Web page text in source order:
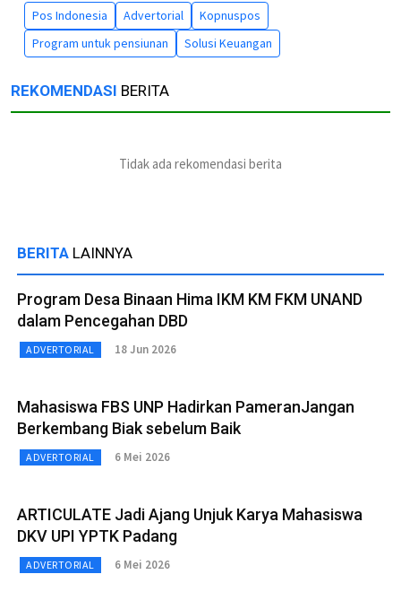
Pos Indonesia Advertorial
Kopnuspos
Program untuk pensiunan
Solusi Keuangan
REKOMENDASI BERITA
Tidak ada rekomendasi berita
BERITA LAINNYA
Program Desa Binaan Hima IKM KM FKM UNAND
dalam Pencegahan DBD
ADVERTORIAL 18 Jun 2026
Mahasiswa FBS UNP Hadirkan PameranJangan
Berkembang Biak sebelum Baik
ADVERTORIAL 6 Mei 2026
ARTICULATE Jadi Ajang Unjuk Karya Mahasiswa
DKV UPI YPTK Padang
ADVERTORIAL 6 Mei 2026